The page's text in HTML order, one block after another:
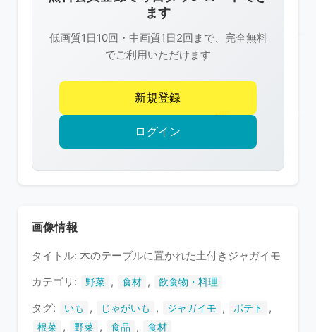
は
R-
FREE
作
権
護
い
ま
ます
低画質1日10回・中画質1日2回まで、完全無料
でご利用いただけます
新規登録
ログイン
画像情報
タイトル: 木のテーブルに置かれた土付きジャガイモ
カテゴリ:
野菜 , 食材 , 飲食物・料理
タグ: いも , じゃがいも , ジャガイモ , ポテト ,
根菜 , 野菜 , 食品 , 食材